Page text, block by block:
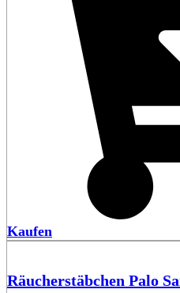
Kaufen
Räucherstäbchen Palo